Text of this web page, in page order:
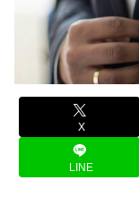
X
LINE